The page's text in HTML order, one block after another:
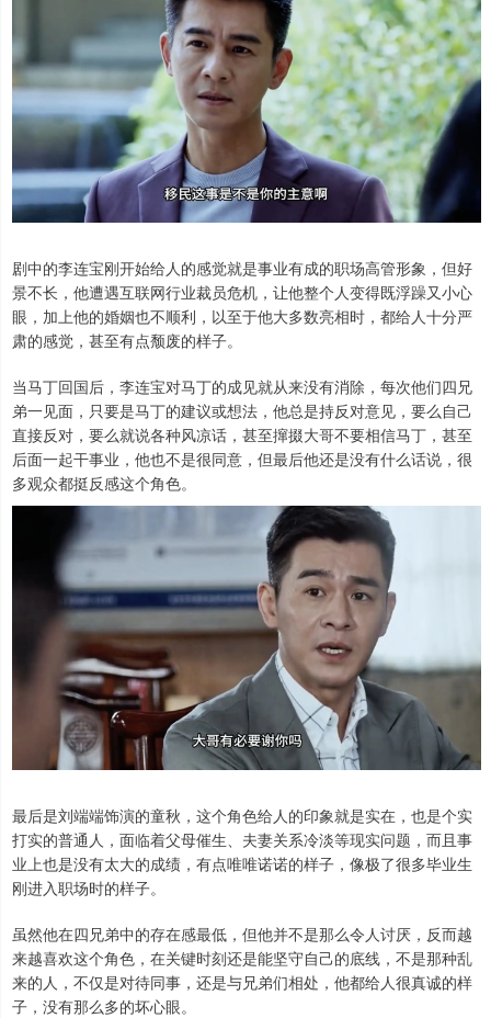
剧中的李连宝刚开始给人的感觉就是事业有成的职场高管形象，但好
景不长，他遭遇互联网行业裁员危机，让他整个人变得既浮躁又小心
眼，加上他的婚姻也不顺利，以至于他大多数亮相时，都给人十分严
肃的感觉，甚至有点颓废的样子。
当马丁回国后，李连宝对马丁的成见就从来没有消除，每次他们四兄
弟一见面，只要是马丁的建议或想法，他总是持反对意见，要么自己
直接反对，要么就说各种风凉话，甚至撺掇大哥不要相信马丁，甚至
后面一起干事业，他也不是很同意，但最后他还是没有什么话说，很
多观众都挺反感这个角色。
最后是刘端端饰演的童秋，这个角色给人的印象就是实在，也是个实
打实的普通人，面临着父母催生、夫妻关系冷淡等现实问题，而且事
业上也是没有太大的成绩，有点唯唯诺诺的样子，像极了很多毕业生
刚进入职场时的样子。
虽然他在四兄弟中的存在感最低，但他并不是那么令人讨厌，反而越
来越喜欢这个角色，在关键时刻还是能坚守自己的底线，不是那种乱
来的人，不仅是对待同事，还是与兄弟们相处，他都给人很真诚的样
子，没有那么多的坏心眼。